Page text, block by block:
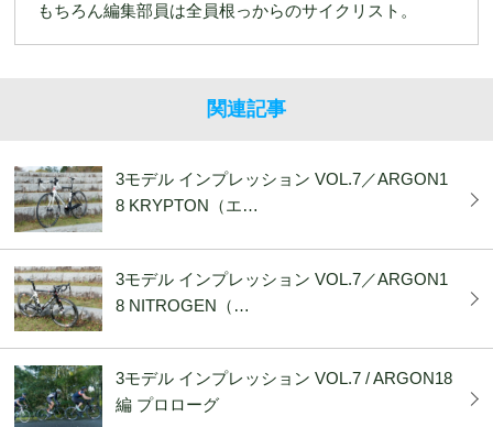
もちろん編集部員は全員根っからのサイクリスト。
関連記事
3モデル インプレッション VOL.7／ARGON1
8 KRYPTON（エ…
3モデル インプレッション VOL.7／ARGON1
8 NITROGEN（…
3モデル インプレッション VOL.7 / ARGON18
編 プロローグ